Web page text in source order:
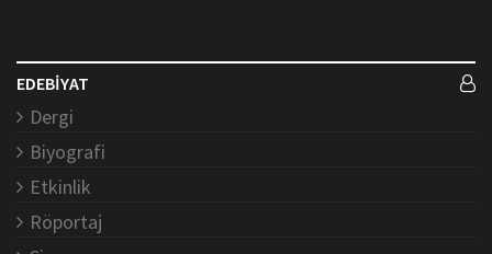
EDEBİYAT
Dergi
Biyografi
Etkinlik
Röportaj